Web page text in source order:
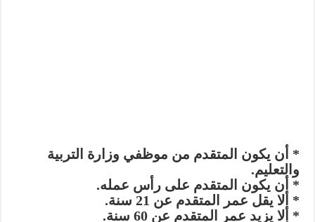
* أن يكون المتقدم من موظفي وزارة التربية
والتعليم.
* أن يكون المتقدم على رأس عمله.
* ألا يقل عمر المتقدم عن 21 سنة.
* ألا يزيد عمر المتقدم عن 60 سنة.